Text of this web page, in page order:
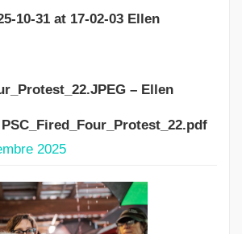
10-31 at 17-02-03 Ellen
– Ellen
2025